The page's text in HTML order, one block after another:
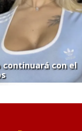
continuará con el